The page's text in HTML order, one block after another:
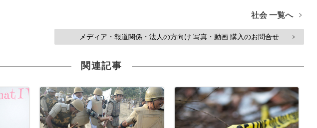
社会 一覧へ >
メディア・報道関係・法人の方向け 写真・動画 購入のお問合せ >
関連記事